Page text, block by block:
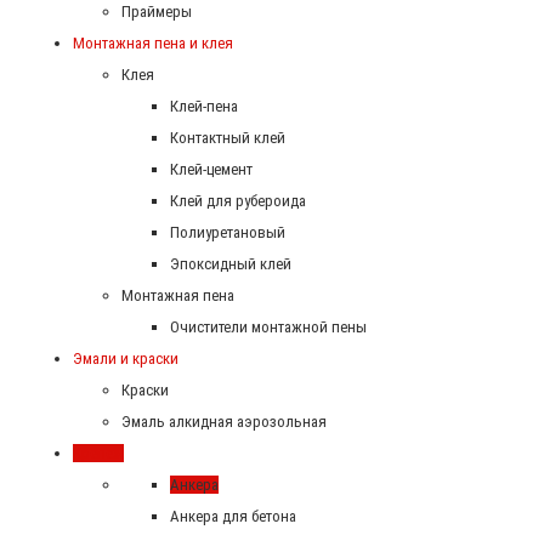
Праймеры
Монтажная пена и клея
Клея
Клей-пена
Контактный клей
Клей-цемент
Клей для рубероида
Полиуретановый
Эпоксидный клей
Монтажная пена
Очистители монтажной пены
Эмали и краски
Краски
Эмаль алкидная аэрозольная
Анкера
Анкера для бетона